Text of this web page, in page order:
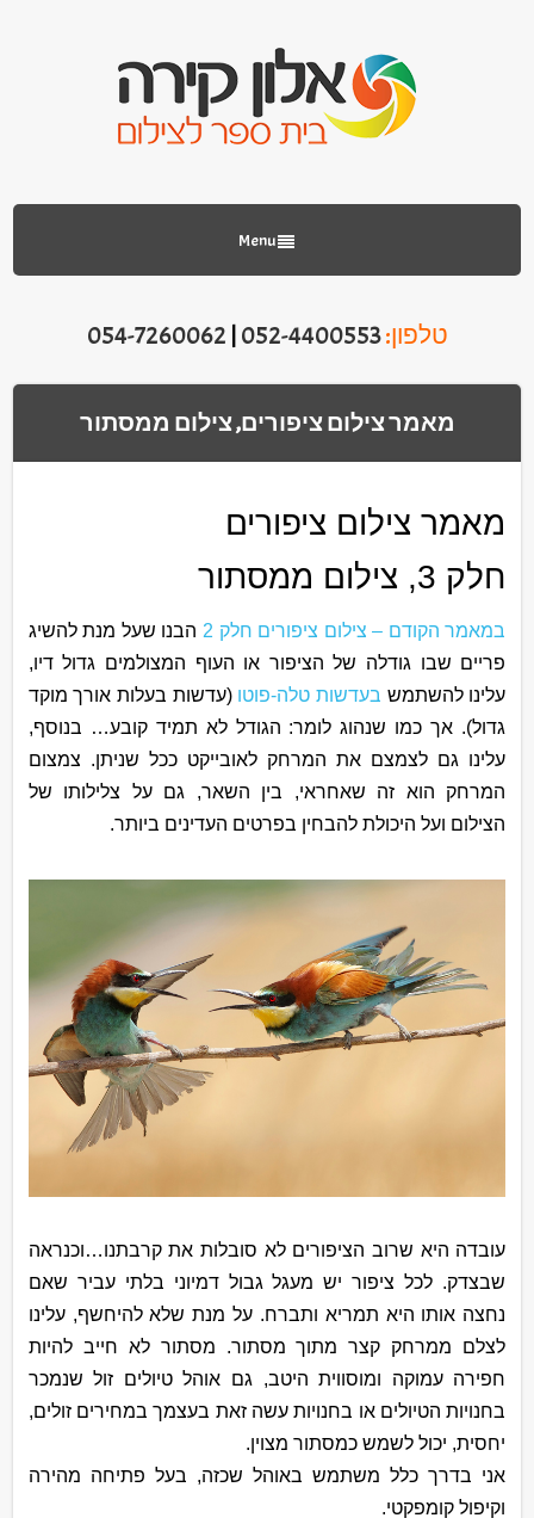
Menu
טלפון:052-4400553
054-7260062
מאמר צילום ציפורים, צילום ממסתור
מאמר צילום ציפורים
חלק 3, צילום ממסתור
במאמר הקודם – צילום ציפורים חלק 2
הבנו שעל מנת להשיג
פריים שבו גודלה של הציפור או העוף המצולמים גדול דיו,
עלינו להשתמש בעדשות טלה-פוטו (עדשות בעלות אורך מוקד
גדול). אך כמו שנהוג לומר: הגודל לא תמיד קובע… בנוסף,
עלינו גם לצמצם את המרחק לאובייקט ככל שניתן. צמצום
המרחק הוא זה שאחראי, בין השאר, גם על צלילותו של
הצילום ועל היכולת להבחין בפרטים העדינים ביותר.
עובדה היא שרוב הציפורים לא סובלות את קרבתנו…וכנראה
שבצדק. לכל ציפור יש מעגל גבול דמיוני בלתי עביר שאם
נחצה אותו היא תמריא ותברח. על מנת שלא להיחשף, עלינו
לצלם ממרחק קצר מתוך מסתור. מסתור לא חייב להיות
חפירה עמוקה ומוסווית היטב, גם אוהל טיולים זול שנמכר
בחנויות הטיולים או בחנויות עשה זאת בעצמך במחירים זולים,
יחסית, יכול לשמש כמסתור מצוין.
אני בדרך כלל משתמש באוהל שכזה, בעל פתיחה מהירה
וקיפול קומפקטי.